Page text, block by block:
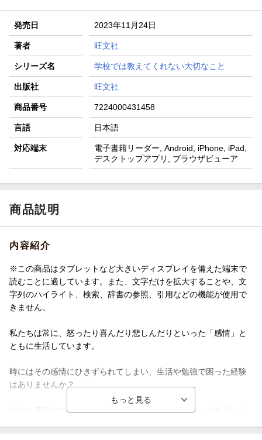
発売日 2023年11月24日
著者 旺文社
シリーズ名 学校では教えてくれない大切なこと
出版社 旺文社
商品番号 7224000431458
言語 日本語
対応端末
電子書籍リーダー, Android, iPhone, iPad,
デスクトップアプリ, ブラウザビューア
商品説明
内容紹介
※この商品はタブレットなど大きいディスプレイを備えた端末で
読むことに適しています。また、文字だけを拡大することや、文
字列のハイライト、検索、辞書の参照、引用などの機能が使用で
きません。
私たちは常に、怒ったり喜んだり悲しんだりといった「感情」と
ともに生活しています。
時にはその感情にひきずられてしまい、生活や勉強で困った経験
はありませんか？
自分の感情について知り、それらをうまくコントロールすること